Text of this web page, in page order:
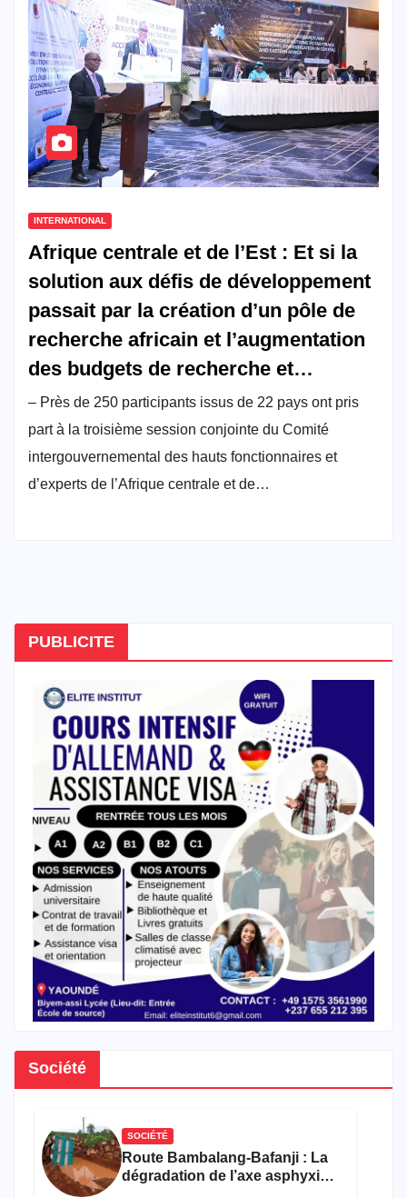
INTERNATIONAL
Afrique centrale et de l’Est : Et si la
solution aux défis de développement
passait par la création d’un pôle de
recherche africain et l’augmentation
des budgets de recherche et
développement ?
– Près de 250 participants issus de 22 pays ont pris
part à la troisième session conjointe du Comité
intergouvernemental des hauts fonctionnaires et
d’experts de l’Afrique centrale et de…
PUBLICITE
Société
SOCIÉTÉ
Route Bambalang-Bafanji : La
dégradation de l’axe asphyxie